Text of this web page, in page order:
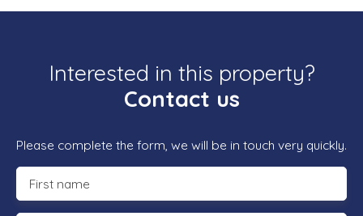
Interested in this property?
Contact us
Please complete the form, we will be in touch very quickly.
First name